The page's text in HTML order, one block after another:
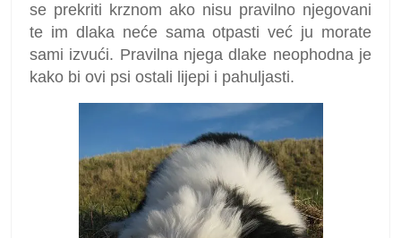
se prekriti krznom ako nisu pravilno njegovani
te im dlaka neće sama otpasti već ju morate
sami izvući. Pravilna njega dlake neophodna je
kako bi ovi psi ostali lijepi i pahuljasti.